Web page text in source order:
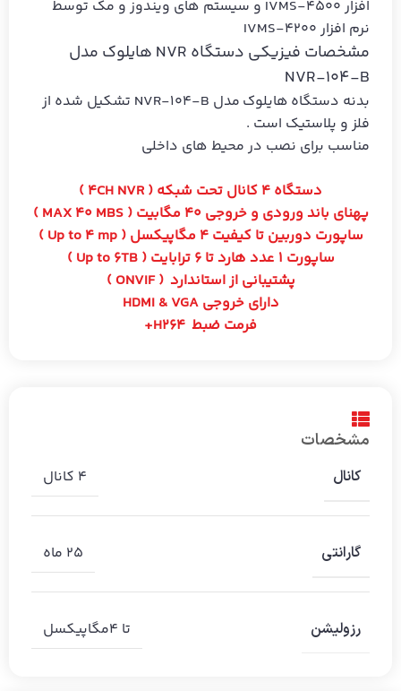
افزار IVMS-4500 و سیستم های ویندوز و مک توسط
نرم افزار IVMS-4200
مشخصات فیزیکی دستگاه NVR هایلوک مدل
NVR-104-B
بدنه دستگاه هایلوک مدل NVR-104-B تشکیل شده از
فلز و پلاستیک است .
مناسب برای نصب در محیط های داخلی
دستگاه 4 کانال تحت شبکه ( 4CH NVR )
پهنای باند ورودی و خروجی 40 مگابیت ( MAX 40 MBS )
ساپورت دوربین تا کیفیت 4 مگاپیکسل ( Up to 4 mp )
ساپورت 1 عدد هارد تا 6 ترابایت ( Up to 6TB )
پشتیبانی از استاندارد ( ONVIF )
دارای خروجی HDMI & VGA
فرمت ضبط H264+
مشخصات
کانال 4 کانال
گارانتی 25 ماه
رزولیشن تا 4مگاپیکسل